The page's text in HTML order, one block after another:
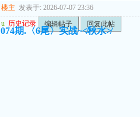
楼主 发表于: 2026-07-07 23:36
u 历史记录 编辑帖子 回复此帖
074期.〈6尾〉实战~≮秋水≯